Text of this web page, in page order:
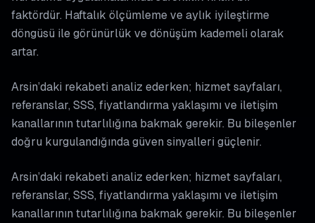
faktördür. Haftalık ölçümleme ve aylık iyileştirme
döngüsü ile görünürlük ve dönüşüm kademeli olarak
artar.
Arsin’daki rekabeti analiz ederken; hizmet sayfaları,
referanslar, SSS, fiyatlandırma yaklaşımı ve iletişim
kanallarının tutarlılığına bakmak gerekir. Bu bileşenler
doğru kurgulandığında güven sinyalleri güçlenir.
Arsin’daki rekabeti analiz ederken; hizmet sayfaları,
referanslar, SSS, fiyatlandırma yaklaşımı ve iletişim
kanallarının tutarlılığına bakmak gerekir. Bu bileşenler